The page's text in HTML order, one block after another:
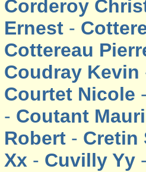
Corderoy
Ernest -
Cottereau
Coudray Kevin
Courtet Nicole
- Coutant
Robert - Cretin
Xx - Cuvilly Yy